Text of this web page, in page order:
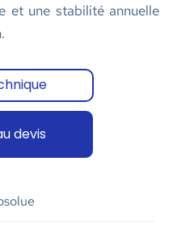
et une stabilité annuelle
devis